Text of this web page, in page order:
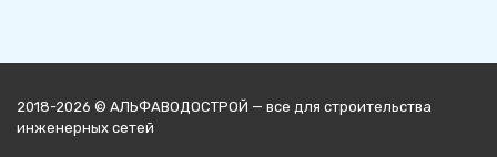
2018-2026 © АЛЬФАВОДОСТРОЙ — все для строительства
инженерных сетей